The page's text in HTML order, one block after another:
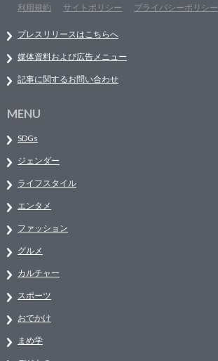
利用規約
サイトポリシー プライバシーポリシー
プレスリリースはこちらへ
媒体資料および広告メニュー
記事に関するお問い合わせ
MENU
SDGs
ジェンダー
ライフスタイル
エンタメ
ファッション
グルメ
カルチャー
スポーツ
おでかけ
まめ学